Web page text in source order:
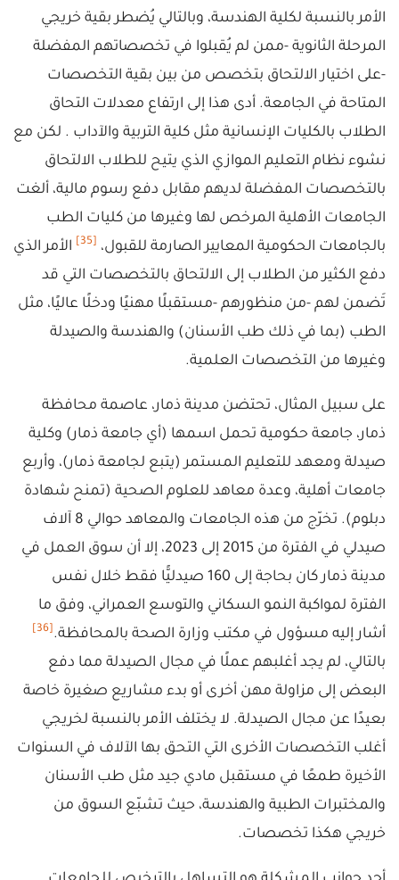
الأمر بالنسبة لكلية الهندسة، وبالتالي يُضطر بقية خريجي
المرحلة الثانوية -ممن لم يُقبلوا في تخصصاتهم المفضلة
-على اختيار الالتحاق بتخصص من بين بقية التخصصات
المتاحة في الجامعة. أدى هذا إلى ارتفاع معدلات التحاق
الطلاب بالكليات الإنسانية مثل كلية التربية والآداب . لكن مع
نشوء نظام التعليم الموازي الذي يتيح للطلاب الالتحاق
بالتخصصات المفضلة لديهم مقابل دفع رسوم مالية، ألغت
الجامعات الأهلية المرخص لها وغيرها من كليات الطب
بالجامعات الحكومية المعايير الصارمة للقبول، [35]
الأمر الذي
دفع الكثير من الطلاب إلى الالتحاق بالتخصصات التي قد
تَضمن لهم -من منظورهم -مستقبلًا مهنيًا ودخلًا عاليًا، مثل
الطب (بما في ذلك طب الأسنان) والهندسة والصيدلة
وغيرها من التخصصات العلمية.
على سبيل المثال، تحتضن مدينة ذمار، عاصمة محافظة
ذمار، جامعة حكومية تحمل اسمها (أي جامعة ذمار) وكلية
صيدلة ومعهد للتعليم المستمر (يتبع لجامعة ذمار)، وأربع
جامعات أهلية، وعدة معاهد للعلوم الصحية (تمنح شهادة
دبلوم). تخرّج من هذه الجامعات والمعاهد حوالي 8 آلاف
صيدلي في الفترة من 2015 إلى 2023، إلا أن سوق العمل في
مدينة ذمار كان بحاجة إلى 160 صيدليًّا فقط خلال نفس
الفترة لمواكبة النمو السكاني والتوسع العمراني، وفق ما
أشار إليه مسؤول في مكتب وزارة الصحة بالمحافظة. [36]
بالتالي، لم يجد أغلبهم عملًا في مجال الصيدلة مما دفع
البعض إلى مزاولة مهن أخرى أو بدء مشاريع صغيرة خاصة
بعيدًا عن مجال الصيدلة. لا يختلف الأمر بالنسبة لخريجي
أغلب التخصصات الأخرى التي التحق بها الآلاف في السنوات
الأخيرة طمعًا في مستقبل مادي جيد مثل طب الأسنان
والمختبرات الطبية والهندسة، حيث تشبّع السوق من
خريجي هكذا تخصصات.